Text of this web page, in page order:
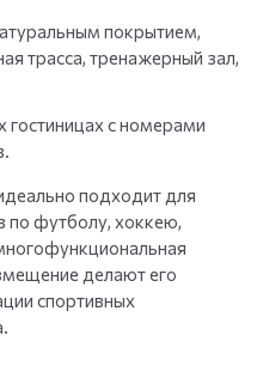
покрытием,
трасса, тренажерный зал,
с номерами
подходит для
по футболу, хоккею,
делают его
спортивных